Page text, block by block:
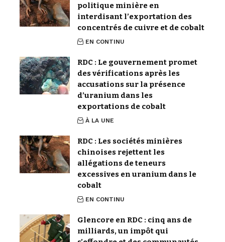
politique minière en
interdisant l’exportation des
concentrés de cuivre et de cobalt
EN CONTINU
RDC : Le gouvernement promet
des vérifications après les
accusations sur la présence
d’uranium dans les
exportations de cobalt
À LA UNE
RDC : Les sociétés minières
chinoises rejettent les
allégations de teneurs
excessives en uranium dans le
cobalt
EN CONTINU
Glencore en RDC : cinq ans de
milliards, un impôt qui